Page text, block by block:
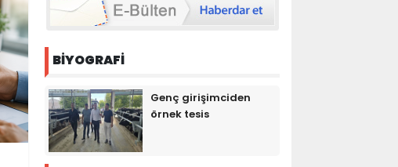
BİYOGRAFİ
Genç girişimciden
örnek tesis